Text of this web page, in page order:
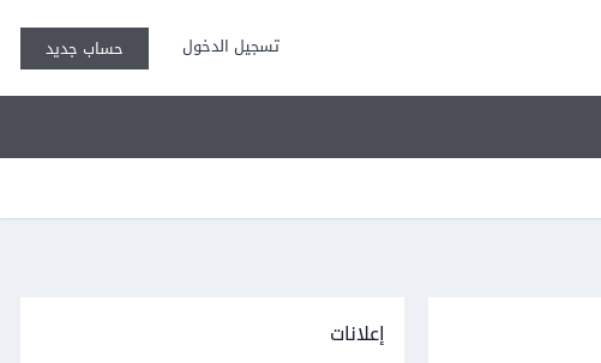
تسجيل الدخول حساب جديد
إعلانات